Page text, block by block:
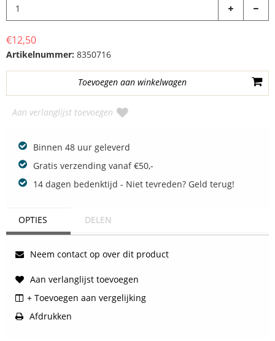
€12,50
Artikelnummer: 8350716
Aan verlanglijst toevoegen
Binnen 48 uur geleverd
Gratis verzending vanaf €50,-
14 dagen bedenktijd - Niet tevreden? Geld terug!
OPTIES DELEN
Neem contact op over dit product
Aan verlanglijst toevoegen
+ Toevoegen aan vergelijking
Afdrukken